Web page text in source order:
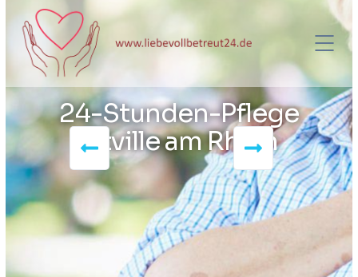
24-Stunden-Pflege
Eltville am Rhein